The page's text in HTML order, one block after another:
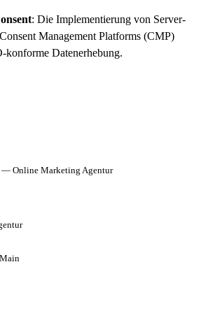
: Die Implementierung von Server-
Management Platforms (CMP)
konforme Datenerhebung.